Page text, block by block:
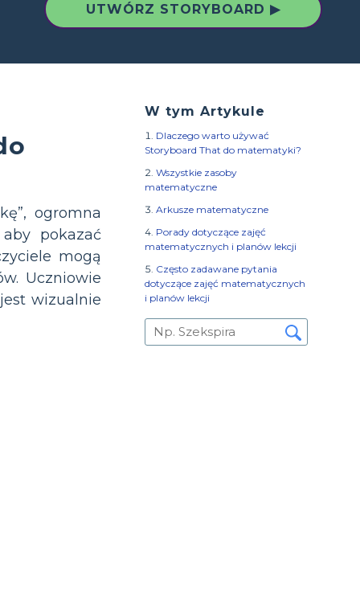
UTWÓRZ STORYBOARD ▶
W tym Artykule
Dlaczego warto używać
Storyboard That do matematyki?
Wszystkie zasoby
matematyczne
Arkusze matematyczne
Porady dotyczące zajęć
matematycznych i planów lekcji
Często zadawane pytania
dotyczące zajęć matematycznych
i planów lekcji
ogromna
pokazać
mogą
Uczniowie
wizualnie